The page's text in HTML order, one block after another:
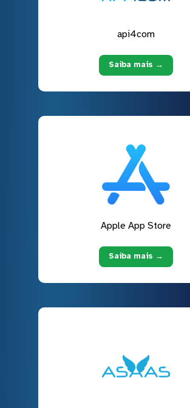
api4com
Saiba mais →
Apple App Store
Saiba mais →